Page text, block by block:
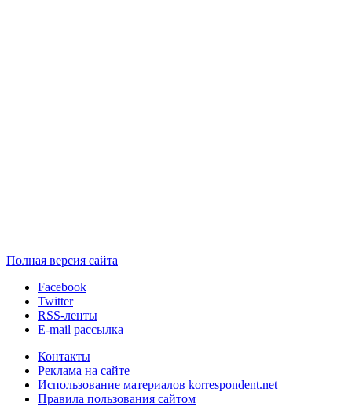
Полная версия сайта
Facebook
Twitter
RSS-ленты
E-mail рассылка
Контакты
Реклама на сайте
Использование материалов korrespondent.net
Правила пользования сайтом